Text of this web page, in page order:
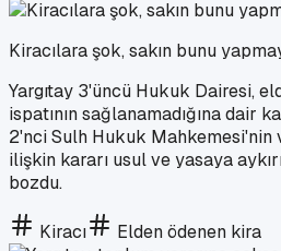
Kiracılara şok, sakın bunu
Yargıtay 3'üncü Hukuk Dairesi,
ispatının sağlanamadığına dair
2'nci Sulh Hukuk Mahkemesi'nin
ilişkin kararı usul ve yasaya
bozdu.
Kiracı Elden ödenen kira